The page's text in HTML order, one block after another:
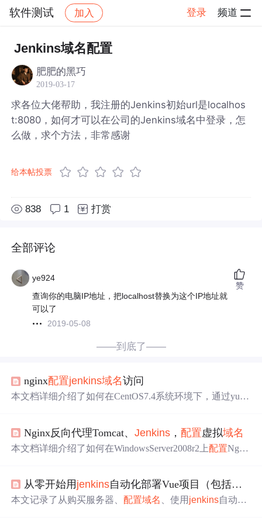
软件测试 加入 登录 频道
社区 软件测试 帖子详情
Jenkins域名配置
肥肥的黑巧
2019-03-17
求各位大佬帮助，我注册的Jenkins初始url是localhos
t:8080，如何才可以在公司的Jenkins域名中登录，怎
么做，求个方法，非常感谢
给本帖投票
838 1 打赏
全部评论
ye924
查询你的电脑IP地址，把localhost替换为这个IP地址就
可以了
2019-05-08
赞
——到底了——
nginx配置jenkins域名访问
本文档详细介绍了如何在CentOS7.4系统环境下，通过yum
置 后，通过浏览器输入nb.erlang.com即可访问Jenkins页
面。
Nginx反向代理Tomcat、Jenkins ，配置虚拟域名
本文档详细介绍了如何在WindowsServer2008r2上配置Ngin
理规则将请求转发到本地的Tomcat（8001端口）和Jenkins
服务。特别地，配置了/jenkins虚拟路径以访问Jenkins服
从零开始用 jenkins自动化部署Vue项目（包括域名
本文记录了从购买服务器、 配置域名 、使用 jenkins自动化